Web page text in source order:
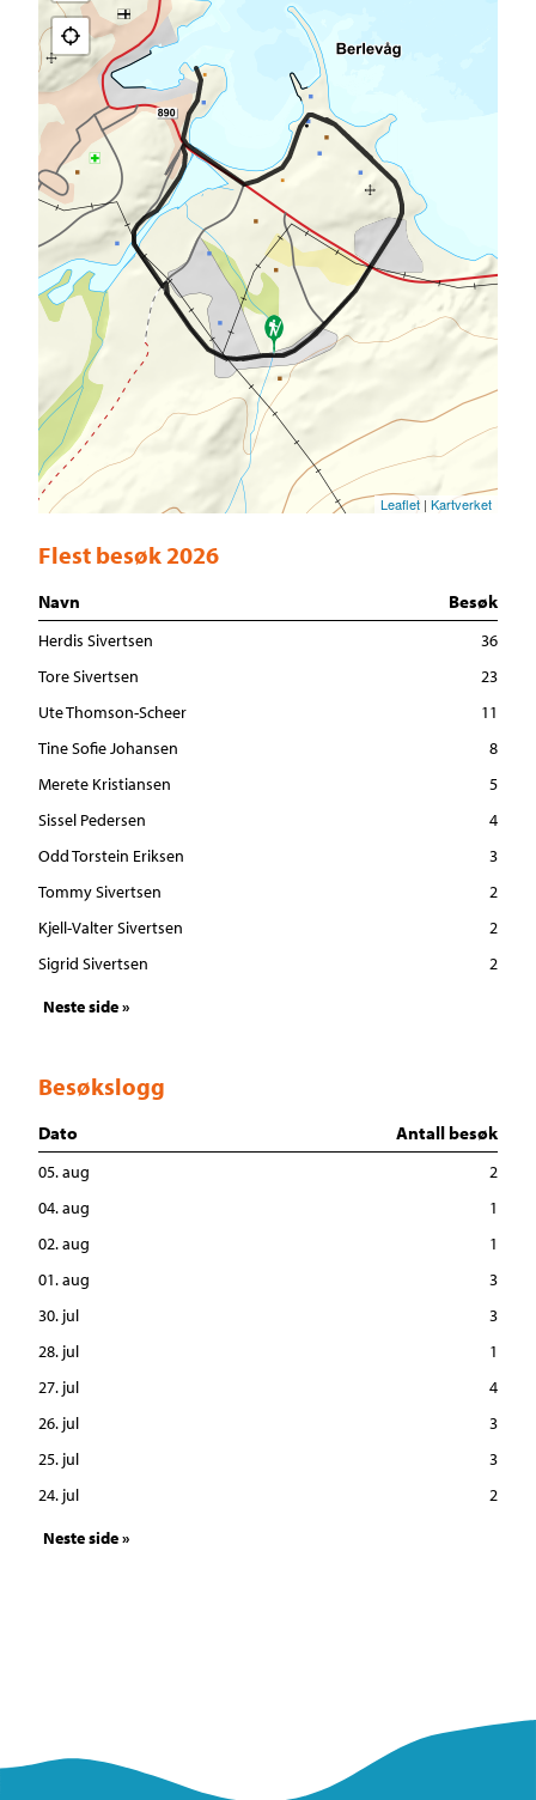
Leaflet | Kartverket
Flest besøk 2026
Navn Besøk
Herdis Sivertsen
36
Tore Sivertsen
23
Ute Thomson-Scheer
11
Tine Sofie Johansen
8
Merete Kristiansen
5
Sissel Pedersen
4
Odd Torstein Eriksen
3
Tommy Sivertsen
2
Kjell-Valter Sivertsen
2
Sigrid Sivertsen
2
Neste side »
Besøkslogg
Dato Antall besøk
05. aug
2
04. aug
1
02. aug
1
01. aug
3
30. jul
3
28. jul
1
27. jul
4
26. jul
3
25. jul
3
24. jul
2
Neste side »